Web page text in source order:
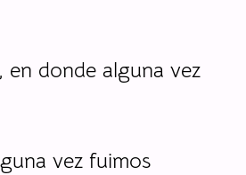
donde alguna vez
vez fuimos